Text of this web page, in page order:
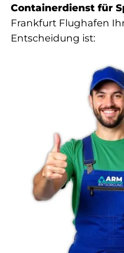
Containerdienst für
Frankfurt Flughafen
Entscheidung ist: